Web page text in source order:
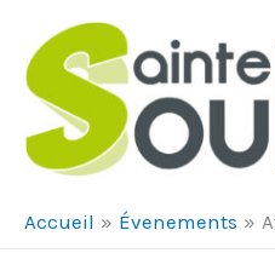
Accueil Évenements